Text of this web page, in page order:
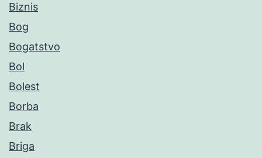
Biznis
Bog
Bogatstvo
Bol
Bolest
Borba
Brak
Briga